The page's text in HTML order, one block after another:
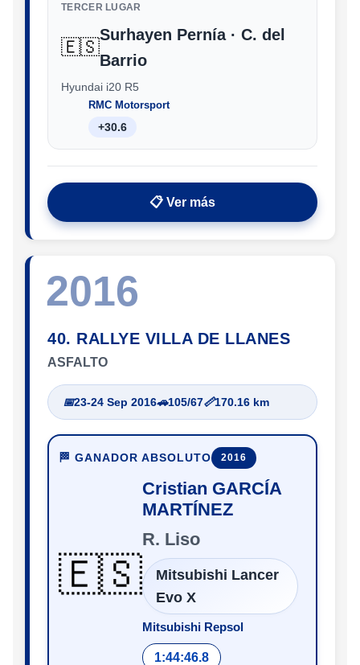
TERCER LUGAR
🇪🇸
Surhayen Pernía · C. del
Barrio
Hyundai i20 R5
RMC Motorsport
+30.6
📋 Ver más
2016
40. RALLYE VILLA DE LLANES
ASFALTO
📅23-24 Sep 2016🚗105/67📏170.16 km
🏁 GANADOR ABSOLUTO 2016
🇪🇸
Cristian GARCÍA
MARTÍNEZ
R. Liso
Mitsubishi Lancer
Evo X
Mitsubishi Repsol
1:44:46.8